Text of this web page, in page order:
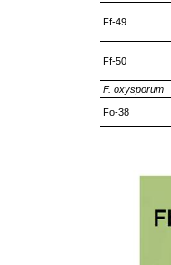
Ff-49
Ff-50
F. oxysporum
Fo-38